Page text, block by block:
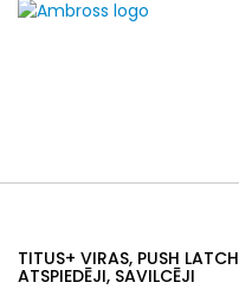
TITUS+ VIRAS, PUSH LATCH
ATSPIEDĒJI, SAVILCĒJI